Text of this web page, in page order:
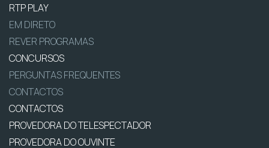
RTP PLAY
EM DIRETO
REVER PROGRAMAS
CONCURSOS
PERGUNTAS FREQUENTES
CONTACTOS
CONTACTOS
PROVEDORA DO TELESPECTADOR
PROVEDORA DO OUVINTE